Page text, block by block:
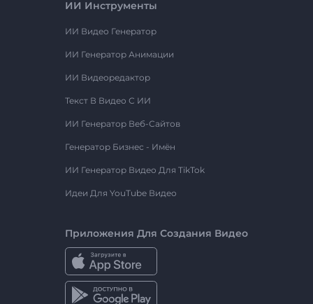
ИИ Инструменты
ИИ Видео Генератор
ИИ Генератор Анимации
ИИ Видеоредактор
Текст В Видео С ИИ
ИИ Генератор Веб-Сайтов
Генератор Бизнес - Имён
ИИ Генератор Видео Для TikTok
Идеи Для YouTube Видео
Приложения Для Создания Видео